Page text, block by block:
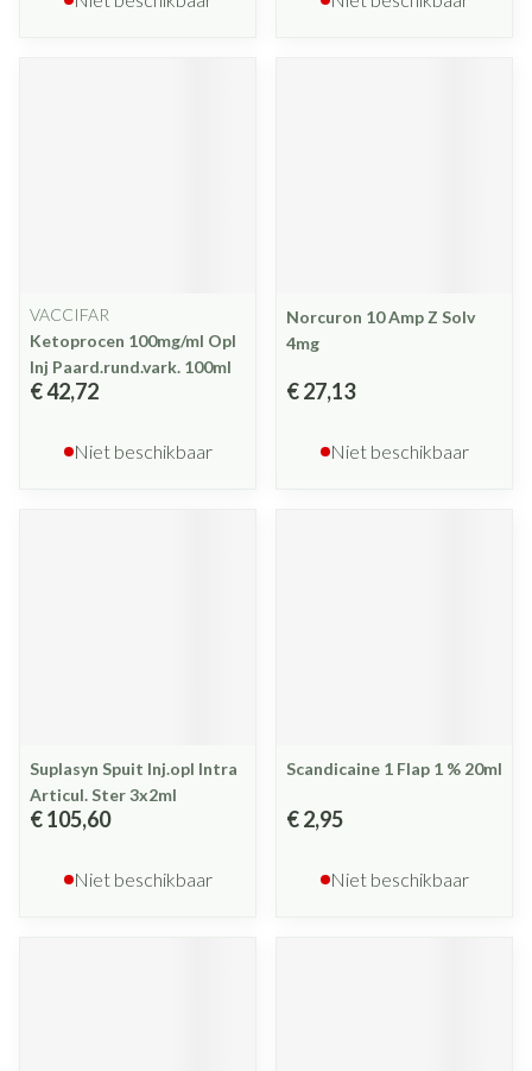
VACCIFAR
Ketoprocen 100mg/ml Opl
Inj Paard.rund.vark. 100ml
€ 42,72
Niet beschikbaar
Norcuron 10 Amp Z Solv
4mg
€ 27,13
Niet beschikbaar
Suplasyn Spuit Inj.opl Intra
Articul. Ster 3x2ml
€ 105,60
Niet beschikbaar
Scandicaine 1 Flap 1 % 20ml
€ 2,95
Niet beschikbaar